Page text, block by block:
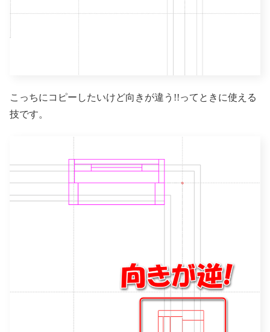
こっちにコピーしたいけど向きが違う!!ってときに使える
技です。